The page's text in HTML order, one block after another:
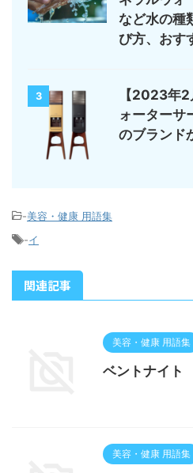
など水の種
び方、おす
3
【2023年
ォーターサ
のブランド
-美容・健康 用語集
-イ
関連記事
美容・健康 用語集
ベントナイト
美容・健康 用語集